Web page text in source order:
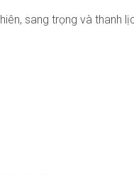
sang trọng và thanh